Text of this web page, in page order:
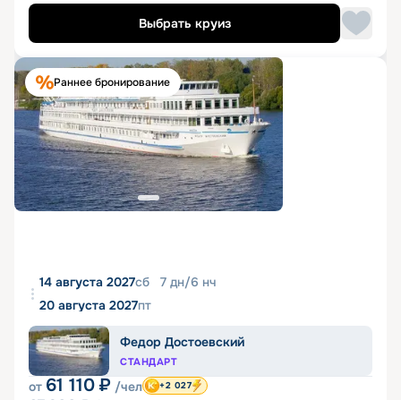
Выбрать круиз
Раннее бронирование
14 августа 2027сб 7 дн/6 нч
20 августа 2027пт
Федор Достоевский
СТАНДАРТ
от 61 110 ₽ /чел +2 027